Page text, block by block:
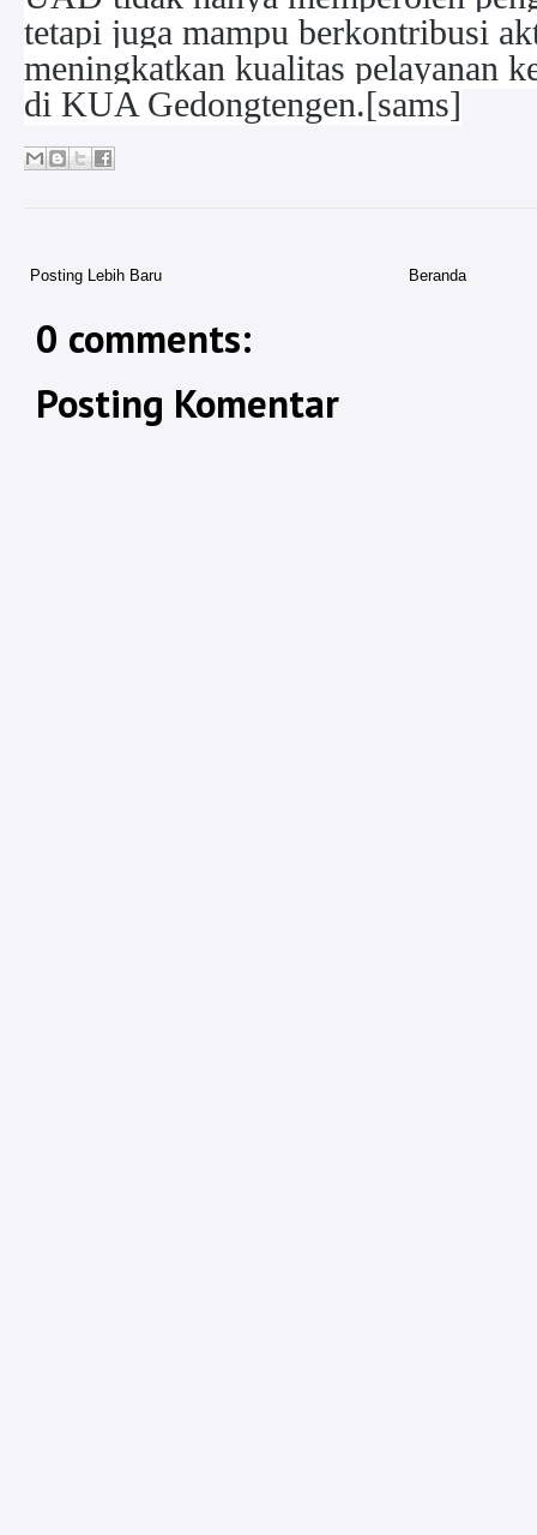
tetapi juga mampu berkontribusi
meningkatkan kualitas pelayanan
di KUA Gedongtengen.[sams]
Posting Lebih Baru Beranda
0 comments:
Posting Komentar